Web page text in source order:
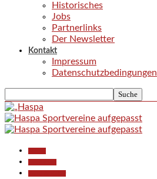
Historisches
Jobs
Partnerlinks
Der Newsletter
Kontakt
Impressum
Datenschutzbedingungen